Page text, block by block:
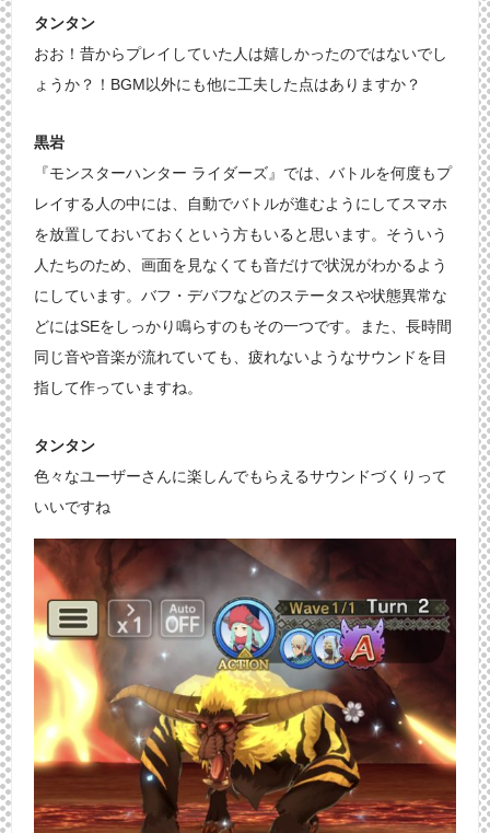
タンタン
おお！昔からプレイしていた人は嬉しかったのではないでし
ょうか？！BGM以外にも他に工夫した点はありますか？
黒岩
『モンスターハンター ライダーズ』では、バトルを何度もプ
レイする人の中には、自動でバトルが進むようにしてスマホ
を放置しておいておくという方もいると思います。そういう
人たちのため、画面を見なくても音だけで状況がわかるよう
にしています。バフ・デバフなどのステータスや状態異常な
どにはSEをしっかり鳴らすのもその一つです。また、長時間
同じ音や音楽が流れていても、疲れないようなサウンドを目
指して作っていますね。
タンタン
色々なユーザーさんに楽しんでもらえるサウンドづくりって
いいですね